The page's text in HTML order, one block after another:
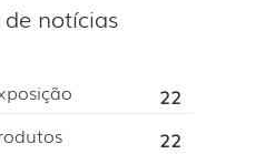
notícias
22
22